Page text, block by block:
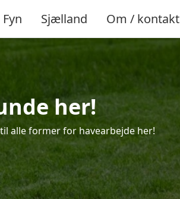
Fyn Sjælland Om / kontakt
her!
alle former for havearbejde her!